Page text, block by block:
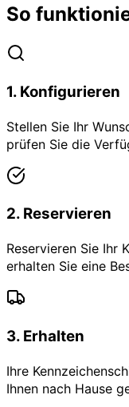
So
1. Konfigurieren
Stellen Sie Ihr
prüfen Sie die
2. Reservieren
Reservieren Sie Ihr
erhalten Sie eine
3. Erhalten
Ihre
Ihnen nach Hause